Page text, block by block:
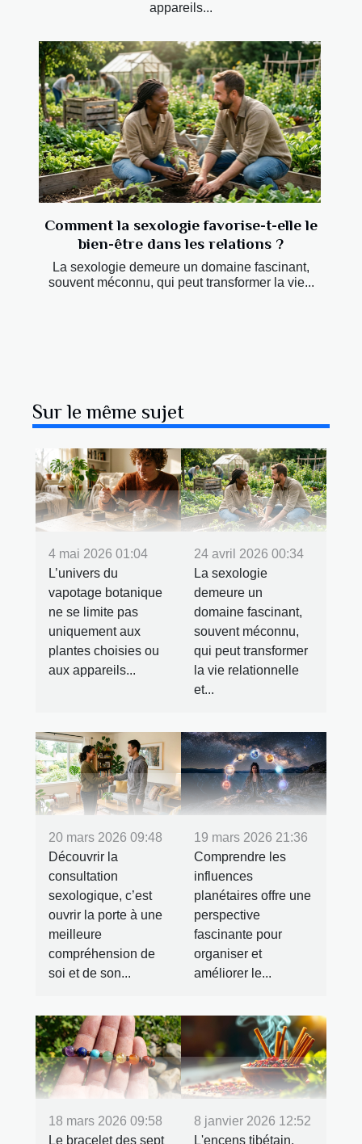
appareils...
Comment la sexologie favorise-t-elle le
bien-être dans les relations ?
La sexologie demeure un domaine fascinant,
souvent méconnu, qui peut transformer la vie...
Sur le même sujet
4 mai 2026 01:04
L’univers du
vapotage botanique
ne se limite pas
uniquement aux
plantes choisies ou
aux appareils...
24 avril 2026 00:34
La sexologie
demeure un
domaine fascinant,
souvent méconnu,
qui peut transformer
la vie relationnelle
et...
20 mars 2026 09:48
Découvrir la
consultation
sexologique, c’est
ouvrir la porte à une
meilleure
compréhension de
soi et de son...
19 mars 2026 21:36
Comprendre les
influences
planétaires offre une
perspective
fascinante pour
organiser et
améliorer le...
18 mars 2026 09:58
Le bracelet des sept
8 janvier 2026 12:52
L'encens tibétain,